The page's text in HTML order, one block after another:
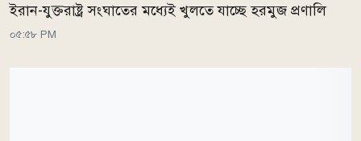
ইরান-যুক্তরাষ্ট্র সংঘাতের মধ্যেই খুলতে যাচ্ছে হরমুজ প্রণালি
০৫:৫৮ PM